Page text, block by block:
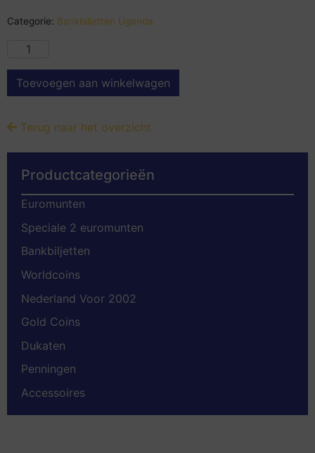
Categorie: Bankbiljetten Uganda
Toevoegen aan winkelwagen
Terug naar het overzicht
Productcategorieën
Euromunten
Speciale 2 euromunten
Bankbiljetten
Worldcoins
Nederland Voor 2002
Gold Coins
Dukaten
Penningen
Accessoires